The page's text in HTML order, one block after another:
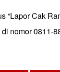
“Lapor Cak
nomor 0811-